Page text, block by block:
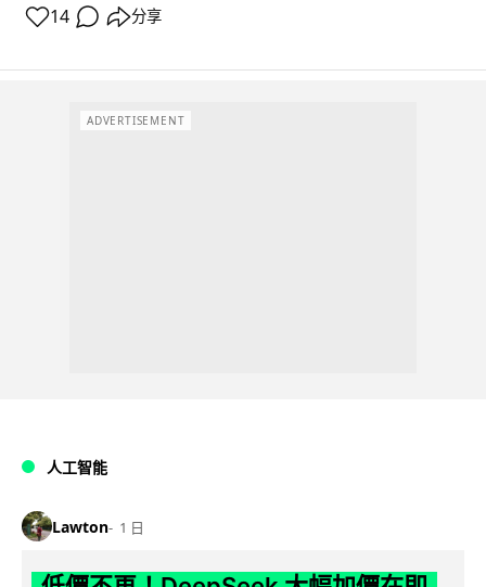
14 分享
ADVERTISEMENT
人工智能
Lawton 1 日